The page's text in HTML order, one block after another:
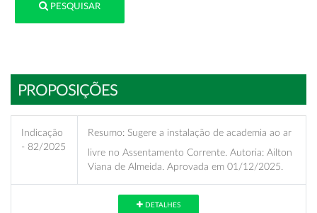
PESQUISAR
PROPOSIÇÕES
Indicação
- 82/2025
Resumo: Sugere a instalação de academia ao ar
livre no Assentamento Corrente. Autoria: Ailton
Viana de Almeida. Aprovada em 01/12/2025.
DETALHES